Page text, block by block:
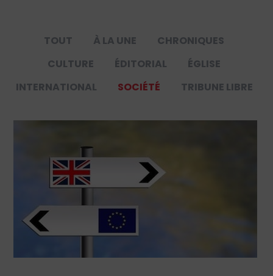
TOUT À LA UNE
CHRONIQUES
CULTURE
ÉDITORIAL
ÉGLISE
INTERNATIONAL
SOCIÉTÉ TRIBUNE LIBRE